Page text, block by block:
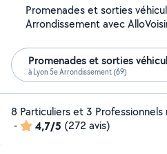
Promenades et sorties
Arrondissement avec
Promenades et sorties
à Lyon 5e Arrondissement (69)
8 Particuliers et 3
-
4,7/5 (272 avis)